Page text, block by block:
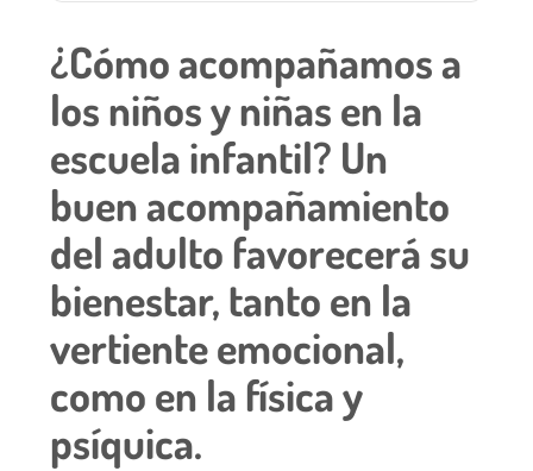
¿Cómo acompañamos a
los niños y niñas en la
escuela infantil? Un
buen acompañamiento
del adulto favorecerá su
bienestar, tanto en la
vertiente emocional,
como en la física y
psíquica.